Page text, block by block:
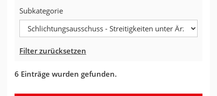
Subkategorie
Filter zurücksetzen
6 Einträge wurden gefunden.